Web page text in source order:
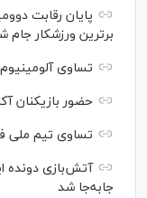
پایان رقابت
برترین ورزشکار جام
تساوی
حضور بازیکنان
تساوی تیم ملی
جابه‌جا شد